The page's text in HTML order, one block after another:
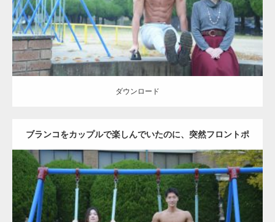
ダウンロード
ダウンロード
ブランコをカップルで楽しんでいたのに、突然フロントポ
ーズをするマッチョ
Update: 2021.07.6